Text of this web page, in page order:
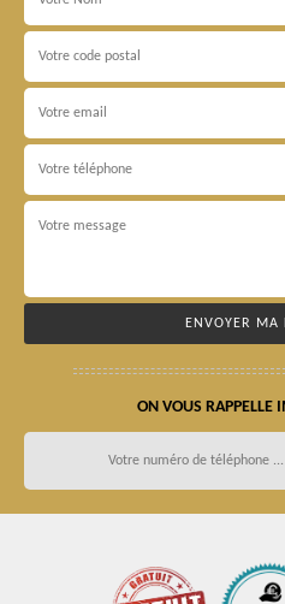
ON VOUS RAPPELLE